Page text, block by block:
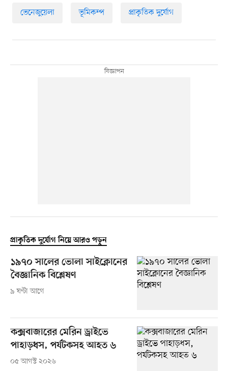
ভেনেজুয়েলা ভূমিকম্প প্রাকৃতিক দুর্যোগ
প্রাকৃতিক দুর্যোগ নিয়ে আরও পড়ুন
১৯৭০ সালের ভোলা সাইক্লোনের
বৈজ্ঞানিক বিশ্লেষণ
৯ ঘণ্টা আগে
কক্সবাজারের মেরিন ড্রাইভে
পাহাড়ধস, পর্যটকসহ আহত ৬
০৫ আগস্ট ২০২৬